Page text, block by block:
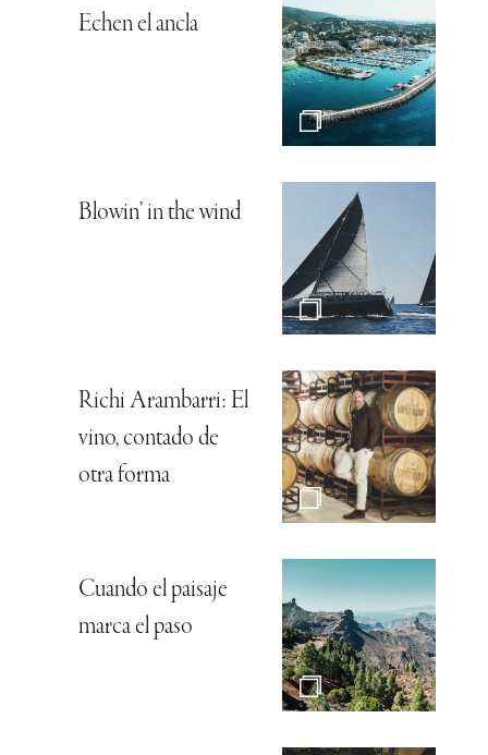
Echen el ancla
Blowin’ in the wind
Richi Arambarri: El
vino, contado de
otra forma
Cuando el paisaje
marca el paso